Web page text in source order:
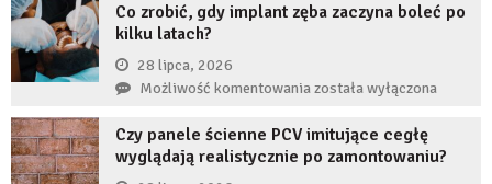
wykorzystują
żeby
zwiększyć
wiarygodność
produktu?
Co zrobić, gdy implant zęba zaczyna boleć po
kilku latach?
28 lipca, 2026
Możliwość komentowaniaCo
gdy
implant
została wyłączona
Czy panele ścienne PCV imitujące cegłę
wyglądają realistycznie po zamontowaniu?